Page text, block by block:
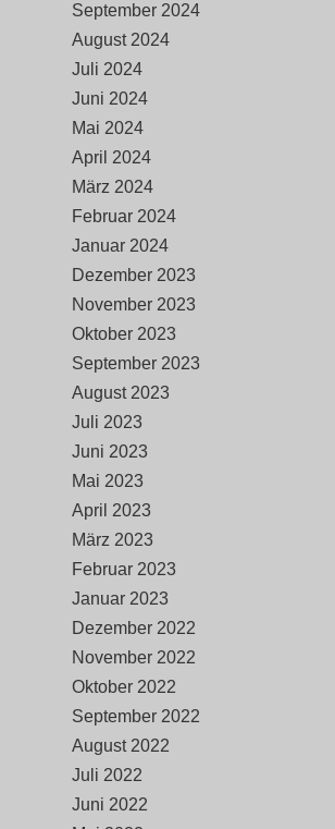
September 2024
August 2024
Juli 2024
Juni 2024
Mai 2024
April 2024
März 2024
Februar 2024
Januar 2024
Dezember 2023
November 2023
Oktober 2023
September 2023
August 2023
Juli 2023
Juni 2023
Mai 2023
April 2023
März 2023
Februar 2023
Januar 2023
Dezember 2022
November 2022
Oktober 2022
September 2022
August 2022
Juli 2022
Juni 2022